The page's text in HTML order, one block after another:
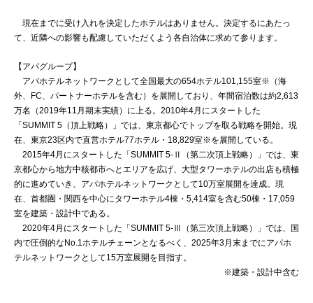
現在までに受け入れを決定したホテルはありません。決定するにあたっ
て、近隣への影響も配慮していただくよう各自治体に求めて参ります。
【アパグループ】
アパホテルネットワークとして全国最大の654ホテル101,155室※（海
外、FC、パートナーホテルを含む）を展開しており、年間宿泊数は約2,613
万名（2019年11月期末実績）に上る。2010年4月にスタートした
「SUMMIT 5（頂上戦略）」では、東京都心でトップを取る戦略を開始。現
在、東京23区内で直営ホテル77ホテル・18,829室※を展開している。
2015年4月にスタートした「SUMMIT 5-Ⅱ（第二次頂上戦略）」では、東
京都心から地方中核都市へとエリアを広げ、大型タワーホテルの出店も積極
的に進めていき、アパホテルネットワークとして10万室展開を達成。現
在、首都圏・関西を中心にタワーホテル4棟・5,414室を含む50棟・17,059
室を建築・設計中である。
2020年4月にスタートした「SUMMIT 5-Ⅲ（第三次頂上戦略）」では、国
内で圧倒的なNo.1ホテルチェーンとなるべく、2025年3月末までにアパホ
テルネットワークとして15万室展開を目指す。
※建築・設計中含む